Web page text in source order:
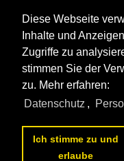
Diese Webseite
Inhalte und
Zugriffe zu
stimmen Sie der
zu. Mehr erfahren:
Datenschutz ,
Ich stimme zu und
erlaube